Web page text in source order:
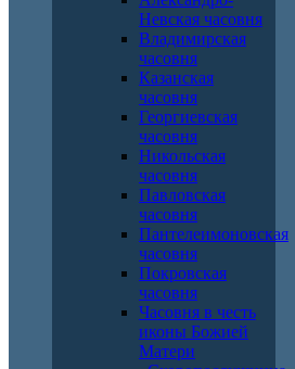
Невская часовня
Владимирская
часовня
Казанская
часовня
Георгиевская
часовня
Никольская
часовня
Павловская
часовня
Пантелеимоновская
часовня
Покровская
часовня
Часовня в честь
иконы Божией
Матери